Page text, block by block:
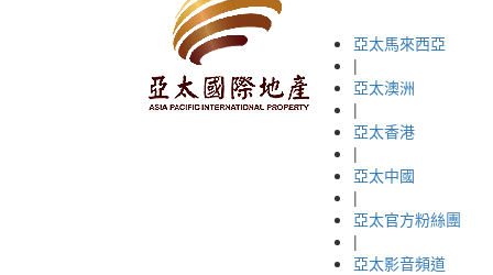
亞太馬來西亞
|
亞太澳洲
|
亞太香港
|
亞太中國
|
亞太官方粉絲團
|
亞太影音頻道